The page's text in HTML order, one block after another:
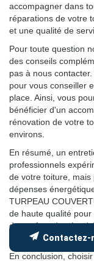
accompagner dans
réparations de votre
et une qualité de
Pour toute question
des conseils
pas à nous
pour vous conseiller
place. Ainsi, vous
bénéficier d'un
rénovation de votre
environs.
En résumé, un
professionnels
de votre toiture,
dépenses
TURPEAU
de haute qualité
de confort, de
immobilier.
En conclusion,
Contactez-